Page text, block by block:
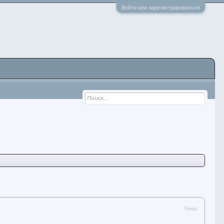
Войти или зарегистрироваться
Тема